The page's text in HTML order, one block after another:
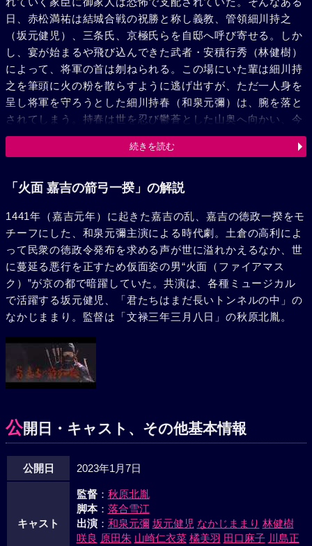
日、赤松満祐は結城合戦の祝勝と称し義教、管領細川持之
（坂元健児）、三条氏、京極氏らを自邸へ呼び寄せる。しか
し、宴が始まるや飛び込んできた武者・安積行秀（林健樹）
によって、将軍の首は刎ねられる。この場にいた輩は細川持
之を筆頭に火の粉を散らすように逃げ出すが、ただ一人身を
呈し将軍を守ろうとした細川持春（和泉元彌）は、腕を落と
されてしまう。持春は世を忍び鬱蒼とした山奥へ向かい、今
生の暇乞いを告げるのだった。目の見えぬ十声房（スティー
ブ・エトウ）が持春を介抱するなか、民衆の苦しみと怒りは
倉の金光長寿郎（川島正治）に雇われた輩たちは、若い女を
よる徴収はますます厳しくなっていく。これに業を煮やした
近江御前（咲良）は民を集め、徳政令を請願するのであっ
た。そんななか、今世を、火面を、正義を捨てるに至った持
春が再び立ち上がる……。
続きを読む
「火面 嘉吉の箭弓一揆」の解説
1441年（嘉吉元年）に起きた嘉吉の乱、嘉吉の徳政一揆をモ
チーフにした、和泉元彌主演による時代劇。土倉の高利によ
って民衆の徳政令発布を求める声が世に溢れかえるなか、世
に蔓延る悪行を正すため仮面姿の男“火面（ファイアマス
ク）”が京の都で暗躍していた。共演は、各種ミュージカル
で活躍する坂元健児、「君たちはまだ長いトンネルの中」の
なかじままり。監督は「文禄三年三月八日」の秋原北胤。
公開日・キャスト、その他基本情報
公開日 2023年1月7日
キャスト
監督： 秋原北胤
脚本： 落合雪江
出演： 和泉元彌 坂元健児 なかじままり 林健樹
咲良 原田朱 山崎仁衣菜 橘美羽 田口麻子 川島正